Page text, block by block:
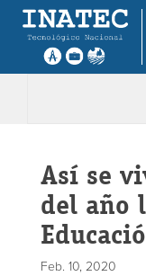
Así se
del año
Feb. 10, 2020